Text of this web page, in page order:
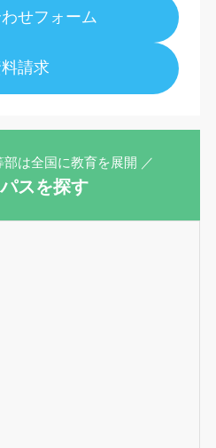
せフォーム
請求
は全国に教育を展開 ／
スを探す